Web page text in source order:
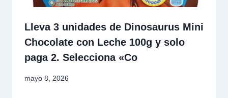
Lleva 3 unidades de Dinosaurus Mini
Chocolate con Leche 100g y solo
paga 2. Selecciona «Co
mayo 8, 2026